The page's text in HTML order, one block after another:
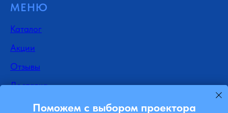
Поможем с выбором проектора
МЕНЮ
Каталог
Акции
Отзывы
Доставка
Контакты